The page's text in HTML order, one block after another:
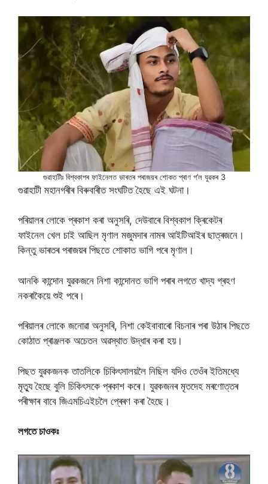
গুৱাহাটীঃ বিশ্বকাপৰ ফাইনেলত ভাৰতৰ পৰাজয়ৰ শােকত প্ৰাণ গ’ল যুৱকৰ 3
গুৱাহাটী মহানগৰীৰ বিৰুবাৰীত সংঘটিত হৈছে এই ঘটনা।
পৰিয়ালৰ লােকে প্ৰকাশ কৰা অনুসৰি, দেউবাৰে বিশ্বকাপ ক্ৰিকেটৰ
ফাইনেল খেল চাই আছিল মৃণাল মজুমদাৰ নামৰ আইটিআইৰ ছাত্ৰজনে।
কিন্তু ভাৰতৰ পৰাজয়ৰ পিছতে শোকাত ভাগি পৰে মৃণাল।
আনকি কান্দােন যুৱকজনে নিশা কান্দােনত ভাগি পৰাৰ লগতে খাদ্য গ্ৰহণ
নকৰাকৈয়ে শুই পৰে।
পৰিয়ালৰ লোকে জনোৱা অনুসৰি, নিশা কেইবাবাৰো বিচনাৰ পৰা উঠাৰ পিছতে
কোঠাত প্ৰাঞ্জলক অচেতন অৱস্থাত উদ্ধাৰ কৰা হয়।
পিছত যুৱকজনক তাতলিকে চিকিৎসালয়লৈ নিছিল যদিও তেওঁৰ ইতিমধ্যে
মৃত্যু হৈছে বুলি চিকিৎসকে প্ৰকাশ কৰে। যুৱকজনৰ মৃতদেহ মৰণােত্তৰ
পৰীক্ষাৰ বাবে জিএমচিএইচলৈ প্ৰেৰণ কৰা হৈছে।
লগতে চাওকঃ